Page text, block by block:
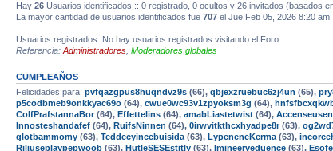
Hay 26 Usuarios identificados :: 0 registrado, 0 ocultos y 26 invitados (basados
La mayor cantidad de usuarios identificados fue 707 el Jue Feb 05, 2026 8:20 am
Usuarios registrados: No hay usuarios registrados visitando el Foro
Referencia: Administradores Moderadores globales
CUMPLEAÑOS
Felicidades para: pvfqazgpus8huqndvz9s (66), qbjexzruebuc6zj4un (65),
p5codbmeb9onkkyac69o (64), cwue0wc93v1zpyoksm3g (64),
ColfPrafstannaBor(64), Effettelins (64), amabLiastetwist (64),
Innosteshandafef (64), RuifsNinnen (64), 0irwvitkthcxhyadpe8r(63),
glotbammomy (63), Teddecyincebuisida (63), LypeneneKerma (63),
Riliuseplaypepwoob (63), HutleSESEstitly (63), Imineerveduence (63),